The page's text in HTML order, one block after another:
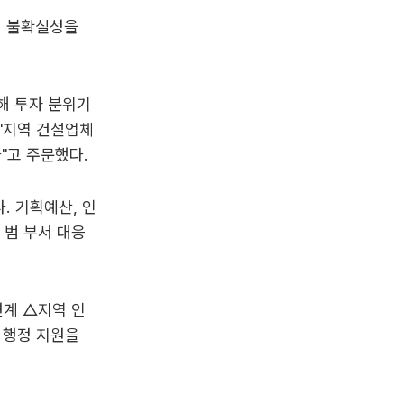
불확실성을
투자 분위기
역 건설업체
고 주문했다.
. 기획예산, 인
부서 대응
계 △지역 인
정 지원을